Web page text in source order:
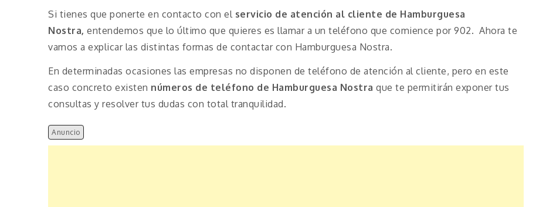
Si tienes que ponerte en contacto con el servicio de atención al cliente de Hamburguesa
Nostra, entendemos que lo último que quieres es llamar a un teléfono que comience por 902. Ahora te
vamos a explicar las distintas formas de contactar con Hamburguesa Nostra.
En determinadas ocasiones las empresas no disponen de teléfono de atención al cliente, pero en este
caso concreto existen números de teléfono de Hamburguesa Nostra que te permitirán exponer tus
consultas y resolver tus dudas con total tranquilidad.
Anuncio